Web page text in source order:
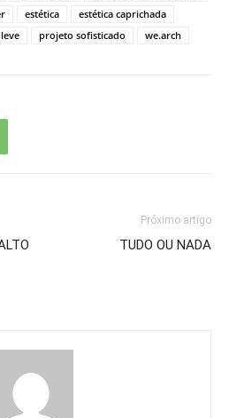
estética
estética caprichada
projeto sofisticado we.arch
Próximo artigo
TUDO OU NADA